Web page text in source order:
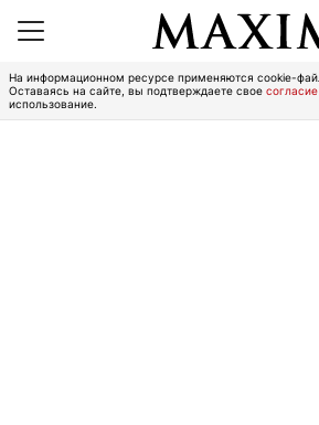
На информационном ресурсе применяются cookie-
Оставаясь на сайте, вы подтверждаете свое согласие
использование.